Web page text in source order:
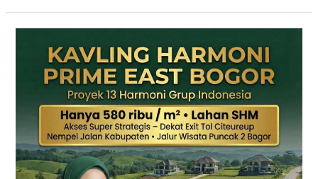
MURAH
Puncak
Panduan
Lengkap